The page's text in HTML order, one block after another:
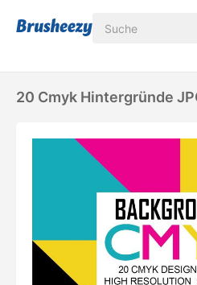
20 Cmyk Hintergründe